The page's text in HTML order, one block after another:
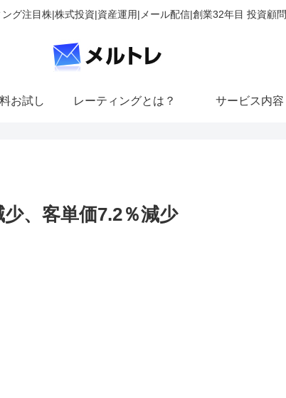
ング注目株|株式投資|資産運用|メール配信|創業32年目 投資顧問
お試し レーティングとは？ サービス内容
、客単価7.2％減少